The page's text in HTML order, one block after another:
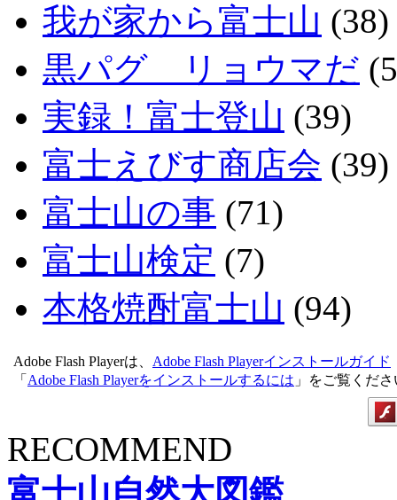
我が家から富士山 (38)
黒パグ リョウマだ
実録！富士登山 (39)
富士えびす商店会 (39)
富士山の事 (71)
富士山検定 (7)
本格焼酎富士山 (94)
Adobe Flash Playerは、 Adobe Flash Playerインストールガイド
「 Adobe Flash Playerをインストールするには 」をご覧くだ
RECOMMEND
富士山自然大図鑑